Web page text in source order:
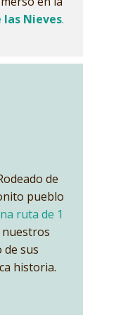
las Nieves.
de
pueblo
ruta de 1
sus
historia.